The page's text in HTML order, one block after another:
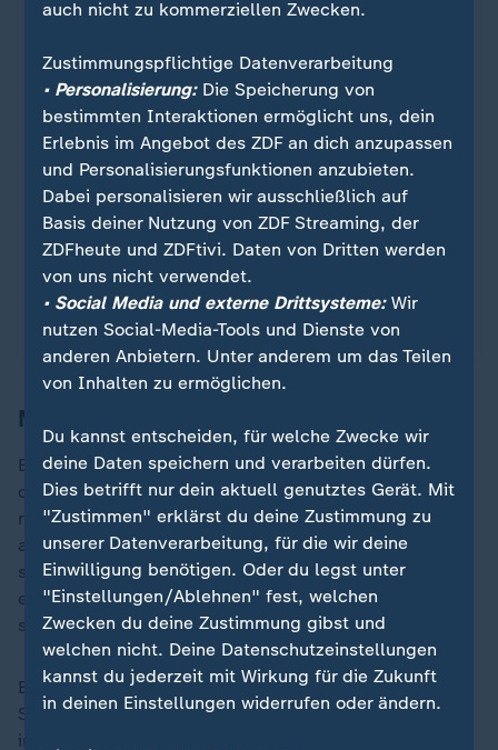
Rassismus-Vorfall um Vinicius Jr.
Kompany: "Mourinho hat einen
Fehler gemacht"
Am Ende der Pressekonferenz vor dem Bayern-
Spiel gegen Frankfurt äußert sich Vincent
Kompany zum Rassismus im Fußball. Er rügt dabei
auch einen berühmten Kollegen.
mit Video2:51
Mourinho gibt sich bedeckt
Eine Reaktion Mourinhos darauf beziehungsweise auf
die generelle Kritik an seinen Äußerungen gibt es
nicht. Der Portugiese hatte dazu am Wochenende
ausweichend gesagt: "Ich wiederhole, dass es für alle
schwierig war, aber ich werde jetzt nicht näher darauf
eingehen, inwiefern es schwierig war. Es war für alle
schwierig."
Benfica Lissabon bekräftigte in seiner jüngsten
Stellungnahme sein "unerschütterliches Engagement
im Kampf gegen jede Form von Rassismus und
auch nicht zu kommerziellen Zwecken.
Zustimmungspflichtige Datenverarbeitung
• Personalisierung:Die Speicherung von
bestimmten Interaktionen ermöglicht uns, dein
Erlebnis im Angebot des ZDF an dich anzupassen
und Personalisierungsfunktionen anzubieten.
Dabei personalisieren wir ausschließlich auf
Basis deiner Nutzung von ZDF Streaming, der
ZDFheute und ZDFtivi. Daten von Dritten werden
von uns nicht verwendet.
• Social Media und externe Drittsysteme:Wir
nutzen Social-Media-Tools und Dienste von
anderen Anbietern. Unter anderem um das Teilen
von Inhalten zu ermöglichen.
Du kannst entscheiden, für welche Zwecke wir
deine Daten speichern und verarbeiten dürfen.
Dies betrifft nur dein aktuell genutztes Gerät. Mit
"Zustimmen" erklärst du deine Zustimmung zu
unserer Datenverarbeitung, für die wir deine
Einwilligung benötigen. Oder du legst unter
"Einstellungen/Ablehnen" fest, welchen
Zwecken du deine Zustimmung gibst und
welchen nicht. Deine Datenschutzeinstellungen
kannst du jederzeit mit Wirkung für die Zukunft
in deinen Einstellungen widerrufen oder ändern.